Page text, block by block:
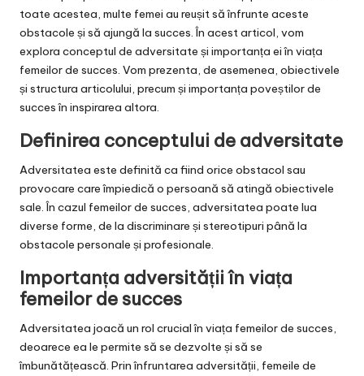
toate acestea, multe femei au reușit să înfrunte aceste
obstacole și să ajungă la succes. În acest articol, vom
explora conceptul de adversitate și importanța ei în viața
femeilor de succes. Vom prezenta, de asemenea, obiectivele
și structura articolului, precum și importanța poveștilor de
succes în inspirarea altora.
Definirea conceptului de adversitate
Adversitatea este definită ca fiind orice obstacol sau
provocare care împiedică o persoană să atingă obiectivele
sale. În cazul femeilor de succes, adversitatea poate lua
diverse forme, de la discriminare și stereotipuri până la
obstacole personale și profesionale.
Importanța adversității în viața
femeilor de succes
Adversitatea joacă un rol crucial în viața femeilor de succes,
deoarece ea le permite să se dezvolte și să se
îmbunătățească. Prin înfruntarea adversității, femeile de